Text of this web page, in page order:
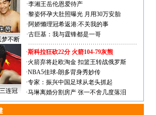
梦不断
·李湘王岳伦恩爱待产
·黎姿怀孕大肚照曝光 月用30万安胎
·阿娇懒理冠希返港:不关我的事
·古巨基：我与霆锋都是一哥
连冠
·斯科拉狂砍22分 火箭104-79灰熊
·火箭弃将赴欧淘金 扣篮王转战俄罗斯
·NBA5佳球-朗多背身秀妙传
·专家：振兴中国足球从老头抓起
·马琳离婚分割房产 张一不舍几度落泪